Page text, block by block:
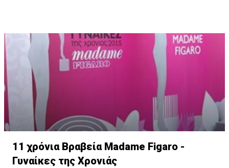
11 χρόνια Βραβεία Madame Figaro -
Γυναίκες της Χρονιάς